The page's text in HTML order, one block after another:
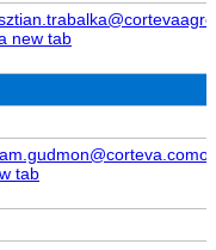
new tab
tab